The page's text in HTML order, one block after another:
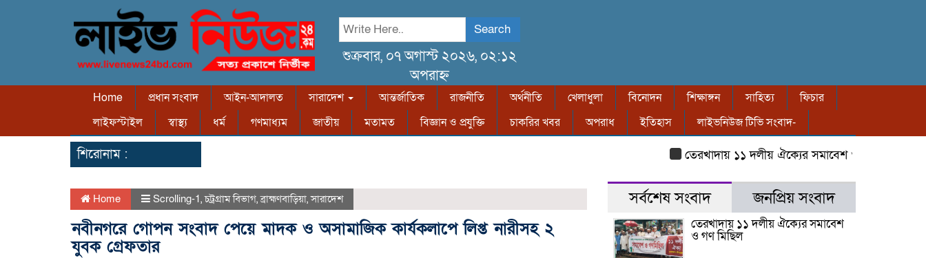
Search
শুক্রবার, ০৭ অগাস্ট ২০২৬, ০২:১২
অপরাহ্ন
Home প্রধান সংবাদ আইন-আদালত সারাদেশ আন্তর্জাতিক রাজনীতি অর্থনীতি খেলাধুলা বিনোদন শিক্ষাঙ্গন সাহিত্য
ফিচার
লাইফস্টাইল
স্বাস্থ্য ধর্ম গণমাধ্যম জাতীয় মতামত বিজ্ঞান ও প্রযুক্তি চাকরির খবর অপরাধ ইতিহাস লাইভনিউজ টিভি সংবাদ-
শিরোনাম : তেরখাদায় ১১ দলীয় ঐক্যের সমাবেশ ও গণ মিছিল
Home Scrolling-1,চট্রগ্রাম বিভাগ,ব্রাহ্মণবাড়িয়া,সারাদেশ
নবীনগরে গোপন সংবাদ পেয়ে মাদক ও অসামাজিক কার্যকলাপে লিপ্ত নারীসহ ২
যুবক গ্রেফতার
সর্বশেষ সংবাদ জনপ্রিয় সংবাদ
তেরখাদায় ১১ দলীয় ঐক্যের সমাবেশ
ও গণ মিছিল